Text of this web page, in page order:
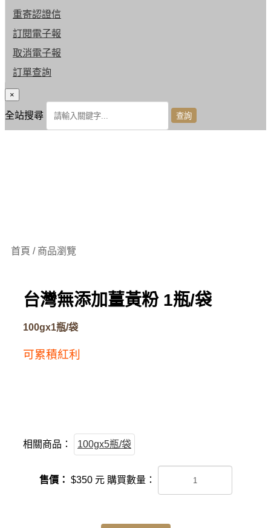
重寄認證信
訂閱電子報
取消電子報
訂單查詢
×
全站搜尋
首頁 / 商品瀏覽
台灣無添加薑黃粉 1瓶/袋
100gx1瓶/袋
可累積紅利
相關商品： 100gx5瓶/袋
售價： $350元 購買數量：